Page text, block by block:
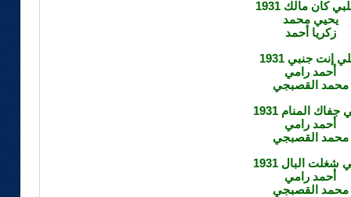
كان مالك 1931
يحيي محمد
زكريا أحمد
إنت جنبي 1931
أحمد رامي
محمد القصبجي
جفاك المنام 1931
أحمد رامي
محمد القصبجي
شغلت البال 1931
أحمد رامي
محمد القصبجي